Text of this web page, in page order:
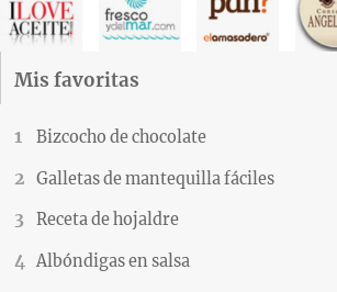
Mis favoritas
Bizcocho de chocolate
Galletas de mantequilla fáciles
Receta de hojaldre
Albóndigas en salsa